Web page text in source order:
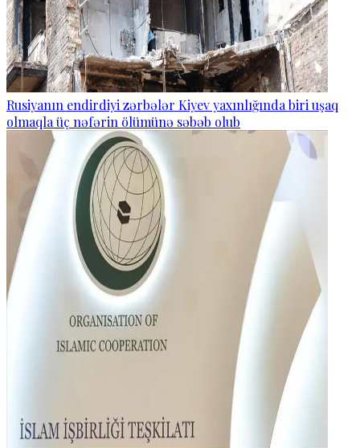
Rusiyanın endirdiyi zərbələr Kiyev yaxınlığında biri uşaq
olmaqla üç nəfərin ölümünə səbəb olub